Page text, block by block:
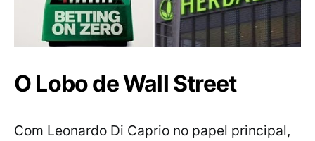
O Lobo de Wall Street
Com Leonardo Di Caprio no papel principal,